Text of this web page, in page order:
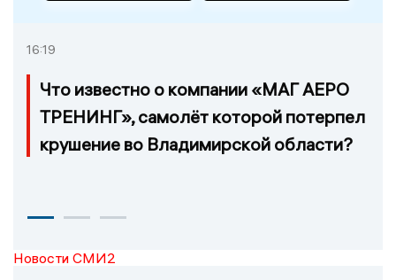
16:19
Что известно о компании «МАГ АЕРО
ТРЕНИНГ», самолёт которой потерпел
крушение во Владимирской области?
Новости СМИ2